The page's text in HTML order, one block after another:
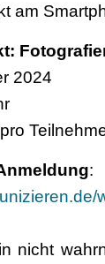
am
2024
:
nicht